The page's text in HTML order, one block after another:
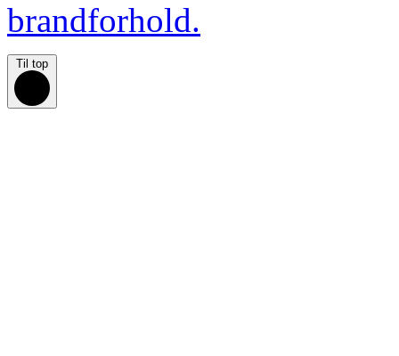
brandforhold.
Til top